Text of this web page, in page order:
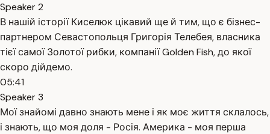
Speaker 2
В нашій історії Киселюк цікавий ще й тим, що є бізнес-
партнером Севастопольця Григорія Телебея, власника
тієї самої Золотої рибки, компанії Golden Fish, до якої
скоро дійдемо.
05:41
Speaker 3
Мої знайомі давно знають мене і як моє життя склалось,
і знають, що моя доля - Росія. Америка - моя перша